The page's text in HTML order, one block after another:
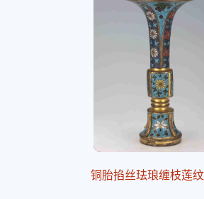
铜胎掐丝珐琅缠枝莲